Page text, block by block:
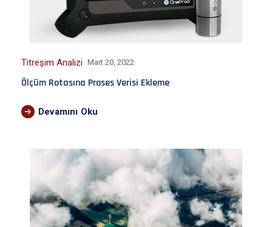
Titreşim Analizi Mart 20, 2022
Ölçüm Rotasına Proses Verisi Ekleme
Devamını Oku